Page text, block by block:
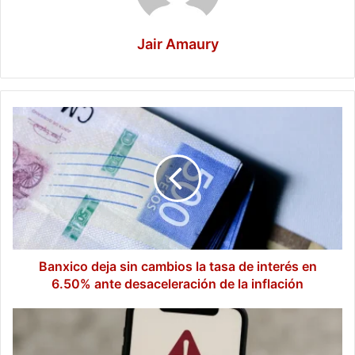
Jair Amaury
Banxico
sin
cambios
la
tasa
de
en
6.50%Banxico deja sin cambios la tasa de interés en
6.50% ante desaceleración de la inflación